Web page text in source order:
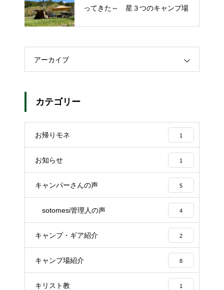
ってきた～ 星３つのキャンプ場
アーカイブ
カテゴリー
お帰りモネ 1
お知らせ 1
キャンパーさんの声 5
sotomesi管理人の声 4
キャンプ・ギア紹介 2
キャンプ場紹介 8
キリスト教 1